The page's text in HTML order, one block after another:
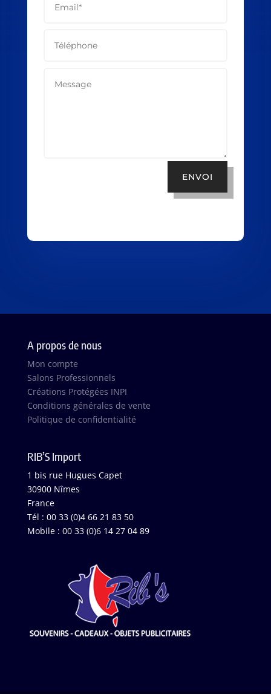
ENVOI
A propos de nous
Mon compte
Salons Professionnels
Créations Protégées INPI
Conditions générales de vente
Politique de confidentialité
RIB’S Import
1 bis rue Hugues Capet
30900 Nîmes
France
Tél : 00 33 (0)4 66 21 83 50
Mobile : 00 33 (0)6 14 27 04 89